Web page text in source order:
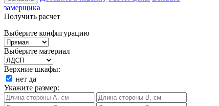
замерщика
Получить расчет
Выберите конфигурацию
Выберите материал
Верхние шкафы:
нет да
Укажите размер: